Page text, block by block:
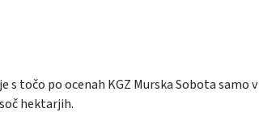
s točo po ocenah KGZ Murska Sobota
hektarjih.